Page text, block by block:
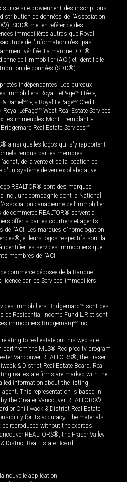
sur ce site proviennent des inscriptions
de données de l'Association
SDD® met en référence des
immobilières autres que Royal
de l'information n'est pas
vérifiée. La marque DDF®
de l’immobilier (ACI) et identifie le
de données (SDD®).
indépendantes. Les bureaux
immobiliers Royal LePageMD Ltée »,
Daniel MD », « Royal LePageMD Credit
Royal LePageMD West Real Estate Services
Les immeubles Mont-Tremblant »
Real Estate ServicesMD.
ainsi que les logos qui s'y rapportent
rendus par les membres
de la vente et de la location de
système de vente collaborative.
REALTOR® sont des marques
Inc., une compagnie dont la National
canadienne de l’immobilier
commerce REALTOR® servent à
offerts par les courtiers et agents
de l'ACI. Les marques d'homologation
et leurs logos respectifs sont la
identifier les services immobiliers que
membres de l'ACI.
commerce déposée de la Banque
licence par les Services immobiliers
immobiliers BridgemarqMD sont des
de Residential Income Fund L.P. et sont
immobiliers BridgemarqMD Inc.
relating to real estate on this web site
part from the MLS® Reciprocity program
Vancouver REALTORS®, the Fraser
& District Real Estate Board. Real
real estate firms are marked with the
information about the listing
This representation is based in
the Greater Vancouver REALTORS®,
or Chilliwack & District Real Estate
for its accuracy. The materials
reproduced without the express
REALTORS®, the Fraser Valley
District Real Estate Board.
nouvelle application